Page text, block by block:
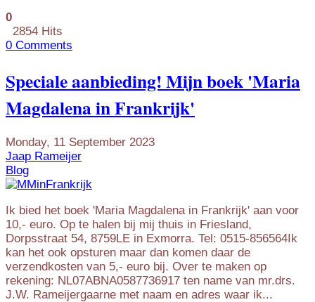
0
2854 Hits
0 Comments
​Speciale aanbieding! Mijn boek 'Maria
Magdalena in Frankrijk'
Monday, 11 September 2023
Jaap Rameijer
Blog
Ik bied het boek 'Maria Magdalena in Frankrijk' aan voor
10,- euro. Op te halen bij mij thuis in Friesland,
Dorpsstraat 54, 8759LE in Exmorra. Tel: 0515-856564Ik
kan het ook opsturen maar dan komen daar de
verzendkosten van 5,- euro bij. Over te maken op
rekening: NL07ABNA0587736917 ten name van mr.drs.
J.W. Rameijergaarne met naam en adres waar ik...